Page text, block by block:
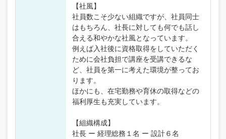
【社風】
社員数こそ少ない組織ですが、社員同士
はもちろん、社長に対しても何でも話し
合える和やかな社風となっています。
例えば入社後に資格取得をしていただく
ために会社負担で講座を受講できるな
ど、社員を第一に考えた環境が整ってお
ります。
ほかにも、在宅勤務や育休の取得などの
福利厚生も充実しています。
【組織構成】
社長 ー 経理総務１名 ー 設計６名